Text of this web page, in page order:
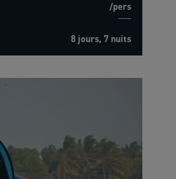
/pers
8 jours, 7 nuits